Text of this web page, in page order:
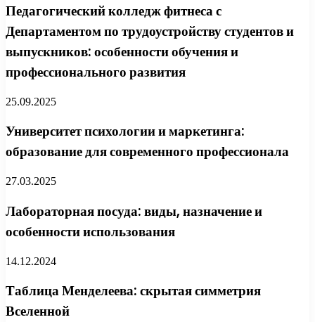
Педагогический колледж фитнеса с
Департаментом по трудоустройству студентов и
выпускников: особенности обучения и
профессионального развития
25.09.2025
Университет психологии и маркетинга:
образование для современного профессионала
27.03.2025
Лабораторная посуда: виды, назначение и
особенности использования
14.12.2024
Таблица Менделеева: скрытая симметрия
Вселенной